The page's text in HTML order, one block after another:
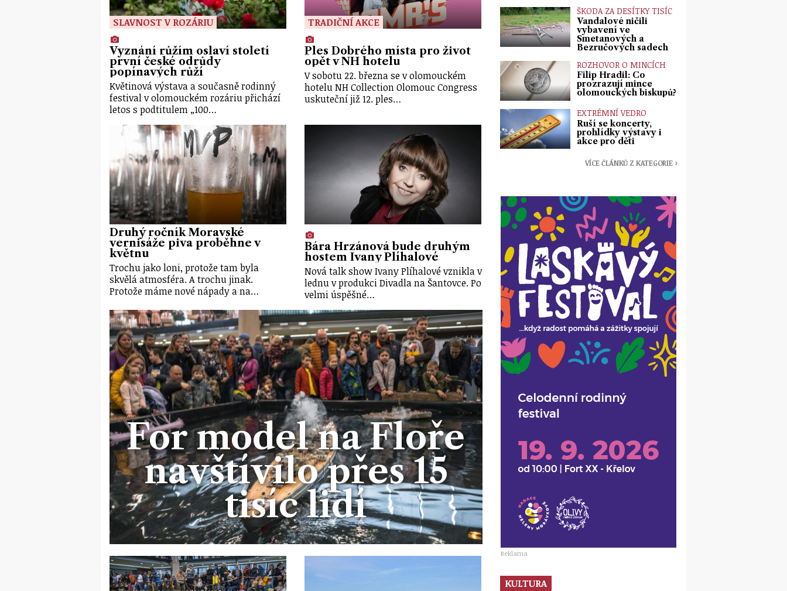
SLAVNOST V ROZÁRIU
Vyznání růžím oslaví století
první české odrůdy
popínavých růží
Květinová výstava a současně rodinný
festival v olomouckém rozáriu přichází
letos s podtitulem „100…
TRADIČNÍ AKCE
Ples Dobrého místa pro život
opět v NH hotelu
V sobotu 22. března se v olomouckém
hotelu NH Collection Olomouc Congress
uskuteční již 12. ples…
Druhý ročník Moravské
vernisáže piva proběhne v
květnu
Trochu jako loni, protože tam byla
skvělá atmosféra. A trochu jinak.
Protože máme nové nápady a na…
Bára Hrzánová bude druhým
hostem Ivany Plíhalové
Nová talk show Ivany Plíhalové vznikla v
lednu v produkci Divadla na Šantovce. Po
velmi úspěšné…
For model na Floře
navštívilo přes 15
tisíc lidí
ŠKODA ZA DESÍTKY TISÍC
Vandalové ničili
vybavení ve
Smetanových a
Bezručových sadech
ROZHOVOR O MINCÍCH
Filip Hradil: Co
prozrazují mince
olomouckých biskupů?
EXTRÉMNÍ VEDRO
Ruší se koncerty,
prohlídky výstavy i
akce pro děti
VÍCE ČLÁNKŮ Z KATEGORIE ›
Reklama
KULTURA